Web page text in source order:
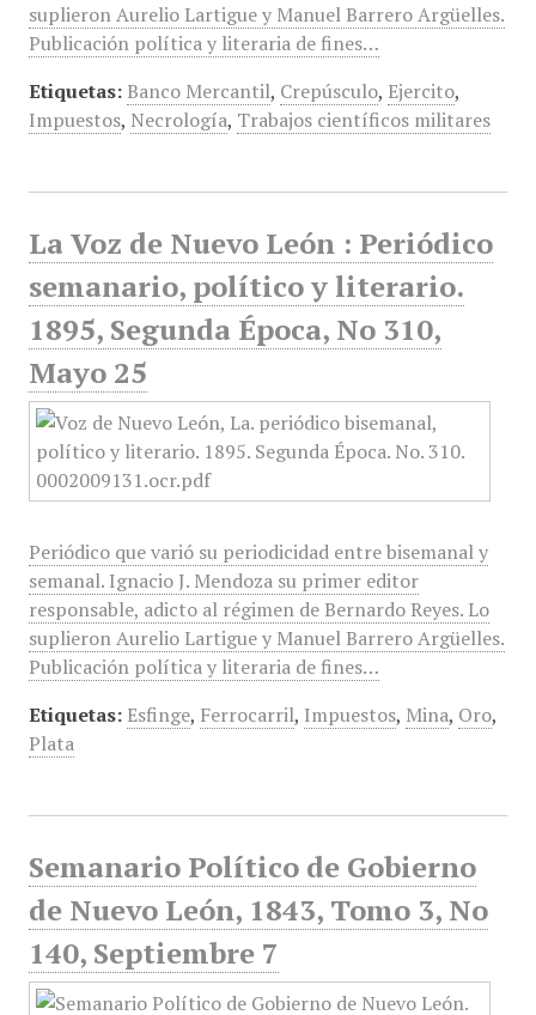
suplieron Aurelio Lartigue y Manuel Barrero Argüelles.
Publicación política y literaria de fines…
Etiquetas: Banco Mercantil, Crepúsculo, Ejercito,
Impuestos, Necrología, Trabajos científicos militares
La Voz de Nuevo León : Periódico
semanario, político y literario.
1895, Segunda Época, No 310,
Mayo 25
Periódico que varió su periodicidad entre bisemanal y
semanal. Ignacio J. Mendoza su primer editor
responsable, adicto al régimen de Bernardo Reyes. Lo
suplieron Aurelio Lartigue y Manuel Barrero Argüelles.
Publicación política y literaria de fines…
Etiquetas: Esfinge, Ferrocarril, Impuestos, Mina, Oro,
Plata
Semanario Político de Gobierno
de Nuevo León, 1843, Tomo 3, No
140, Septiembre 7